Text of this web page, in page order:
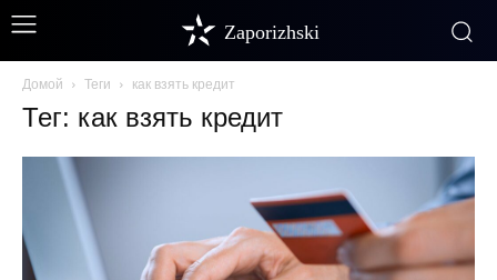
Zaporizhski
Домой Теги как взять кредит
Тег: как взять кредит